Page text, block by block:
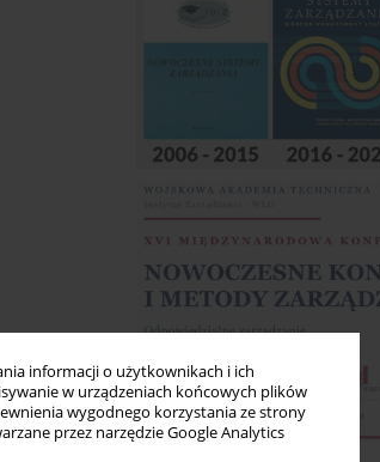
informacji o użytkownikach i ich
w urządzeniach końcowych plików
wygodnego korzystania ze strony
przez narzędzie Google Analytics